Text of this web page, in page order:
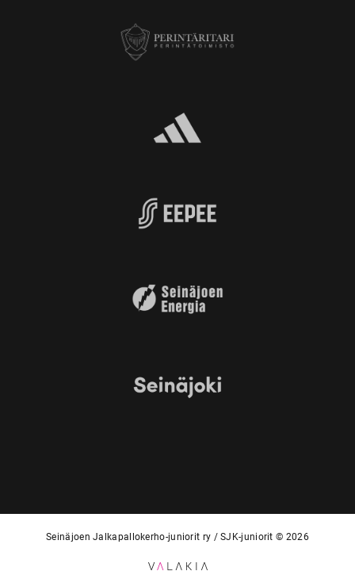
Seinäjoen Jalkapallokerho-juniorit ry / SJK-juniorit © 2026